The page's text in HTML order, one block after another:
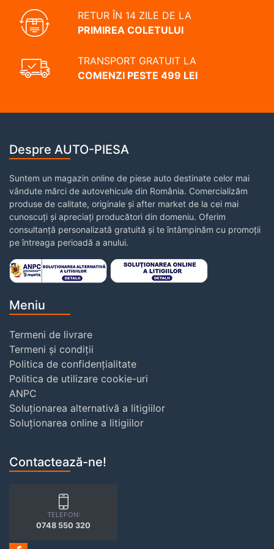
RETUR ÎN 14 ZILE DE LA
PRIMIREA COLETULUI
TRANSPORT GRATUIT LA
COMENZI PESTE 499 LEI
Despre AUTO-PIESA
Suntem un magazin online de piese auto destinate celor mai
vândute mărci de autovehicule din România. Comercializăm
produse de calitate, originale și after market de la cei mai
cunoscuți și apreciați producători din domeniu. Oferim
consultanță personalizată gratuită și te întâmpinăm cu promoții
pe întreaga perioadă a anului.
Meniu
Termeni de livrare
Termeni și condiții
Politica de confidențialitate
Politica de utilizare cookie-uri
ANPC
Soluționarea alternativă a litigiilor
Soluționarea online a litigiilor
Contactează-ne!
TELEFON:
0748 550 320